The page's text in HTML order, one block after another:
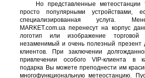
Но представленные
просто популярными
специализированная услуга.
MARKET.com.ua перенесут на корпус
логотип или изображение торговой
незаменимый и очень полезный презент
клиентов. При заключении
привлечении особого VIP-клиента в
подарка Вы можете преподнести им
многофункциональную метеостанцию.